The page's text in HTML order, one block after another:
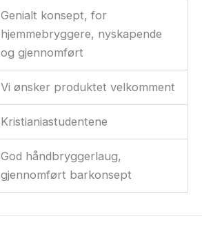
Genialt konsept, for
hjemmebryggere, nyskapende
og gjennomført
Vi ønsker produktet velkomment
Kristianiastudentene
God håndbryggerlaug,
gjennomført barkonsept